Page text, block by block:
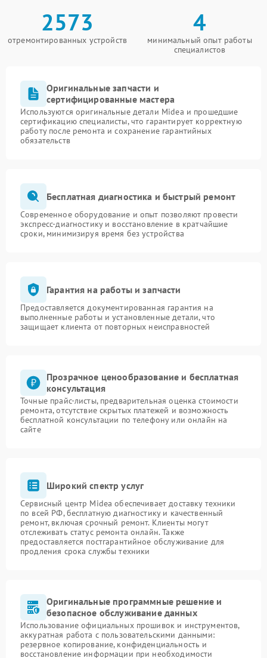
2573
отремонтированных устройств
4
минимальный опыт работы
специалистов
Оригинальные запчасти и
сертифицированные мастера
Используются оригинальные детали Midea и прошедшие
сертификацию специалисты, что гарантирует корректную
работу после ремонта и сохранение гарантийных
обязательств
Бесплатная диагностика и быстрый ремонт
Современное оборудование и опыт позволяют провести
экспресс-диагностику и восстановление в кратчайшие
сроки, минимизируя время без устройства
Гарантия на работы и запчасти
Предоставляется документированная гарантия на
выполненные работы и установленные детали, что
защищает клиента от повторных неисправностей
Прозрачное ценообразование и бесплатная
консультация
Точные прайс-листы, предварительная оценка стоимости
ремонта, отсутствие скрытых платежей и возможность
бесплатной консультации по телефону или онлайн на
сайте
Широкий спектр услуг
Сервисный центр Midea обеспечивает доставку техники
по всей РФ, бесплатную диагностику и качественный
ремонт, включая срочный ремонт. Клиенты могут
отслеживать статус ремонта онлайн. Также
предоставляется постгарантийное обслуживание для
продления срока службы техники
Оригинальные программные решение и
безопасное обслуживание данных
Использование официальных прошивок и инструментов,
аккуратная работа с пользовательскими данными:
резервное копирование, конфиденциальность и
восстановление информации при необходимости